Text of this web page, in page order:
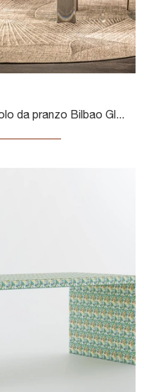
Vuoi avere ulteriori info sul tavolo da pranzo Bilbao Glass di Cattelan Italia? Clicca e scopri di più sui modelli fissi della marca.